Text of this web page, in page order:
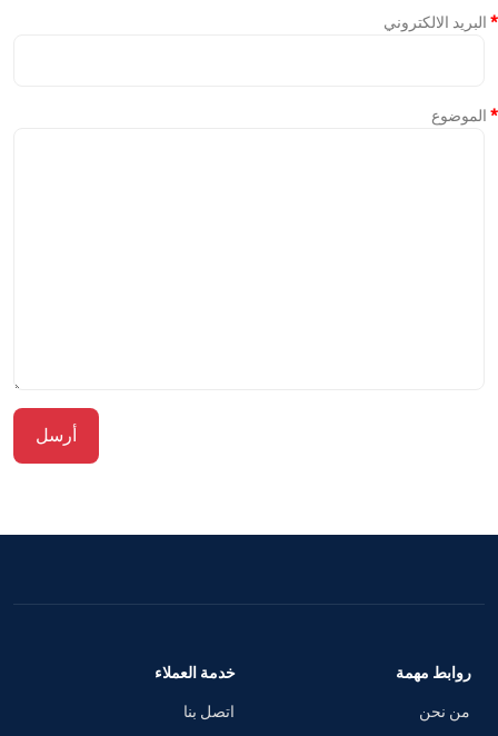
البريد الالكتروني
الموضوع
أرسل
روابط مهمة
من نحن
خدمة العملاء
اتصل بنا